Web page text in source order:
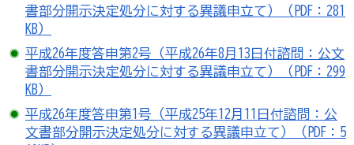
書部分開示決定処分に対する異議申立て）（PDF：281
KB）
平成26年度答申第2号（平成26年8月13日付諮問：公文
書部分開示決定処分に対する異議申立て）（PDF：299
KB）
平成26年度答申第1号（平成25年12月11日付諮問：公
文書部分開示決定処分に対する異議申立て）（PDF：5